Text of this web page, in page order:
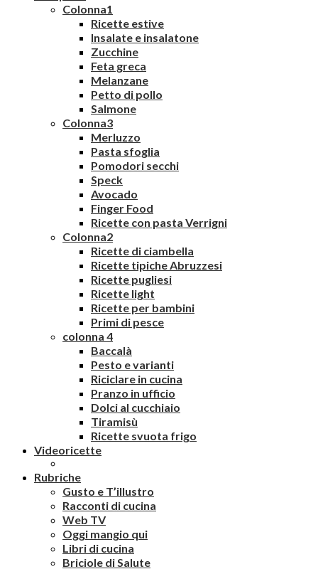
Colonna1
Ricette estive
Insalate e insalatone
Zucchine
Feta greca
Melanzane
Petto di pollo
Salmone
Colonna3
Merluzzo
Pasta sfoglia
Pomodori secchi
Speck
Avocado
Finger Food
Ricette con pasta Verrigni
Colonna2
Ricette di ciambella
Ricette tipiche Abruzzesi
Ricette pugliesi
Ricette light
Ricette per bambini
Primi di pesce
colonna 4
Baccalà
Pesto e varianti
Riciclare in cucina
Pranzo in ufficio
Dolci al cucchiaio
Tiramisù
Ricette svuota frigo
Videoricette
Rubriche
Gusto e T’illustro
Racconti di cucina
Web TV
Oggi mangio qui
Libri di cucina
Briciole di Salute